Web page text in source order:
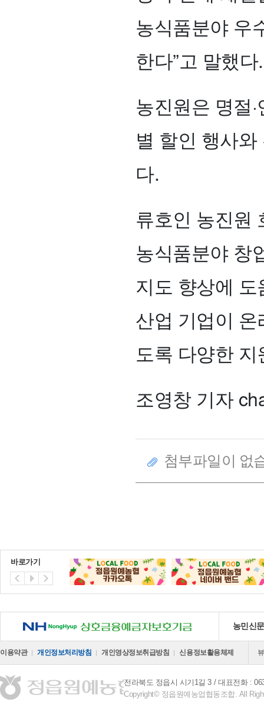
농식품분야 우
한다”고 말했
농진원은 명절
별 할인 행사
다.
류호인 농진원
농식품분야 창
지도 향상에
산업 기업이
도록 다양한
조영창 기자
첨부파일이 없
바로가기
NH 상호금융예금자보호기금 농민신
이용약관 개인정보처리방침 개인영상정보취급방침 신용정보활용체제
전라북도 정읍시 시기1길 3
대표전화 :
Copyright© 정읍원예농업협동조합. All